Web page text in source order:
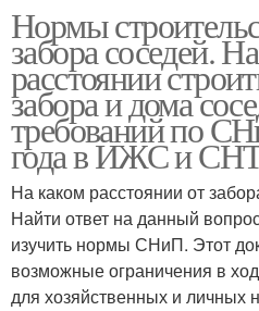
Нормы
забора соседей.
расстоянии
забора и дома
требований по
года в ИЖС и
На каком расстоянии от
Найти ответ на данный
изучить нормы СНиП. Этот
возможные ограничения в
для хозяйственных и личных